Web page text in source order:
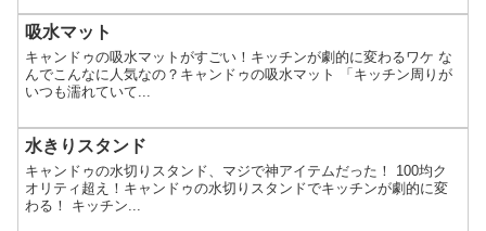
吸水マット
キャンドゥの吸水マットがすごい！キッチンが劇的に変わるワケ な
んでこんなに人気なの？キャンドゥの吸水マット 「キッチン周りが
いつも濡れていて...
水きりスタンド
キャンドゥの水切りスタンド、マジで神アイテムだった！ 100均ク
オリティ超え！キャンドゥの水切りスタンドでキッチンが劇的に変
わる！ キッチン...